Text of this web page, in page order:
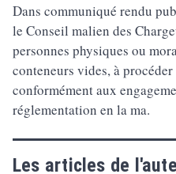
Dans communiqué rendu
le Conseil malien des
personnes physiques ou
conteneurs vides, à
conformément aux
réglementation en la ma.
Les articles de